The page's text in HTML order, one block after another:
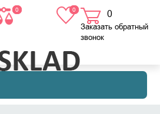
0 0 0
в корзине
Заказать обратный
звонок